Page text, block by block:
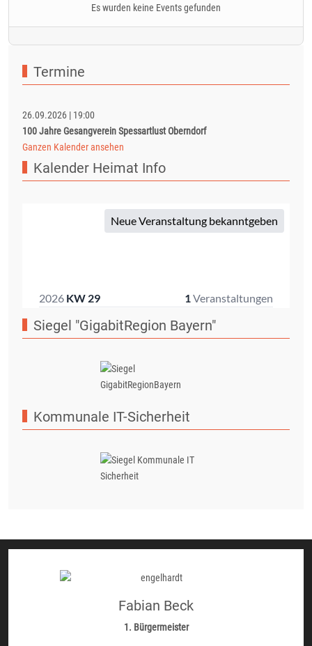
Es wurden keine Events gefunden
Termine
26.09.2026 | 19:00
100 Jahre Gesangverein Spessartlust Oberndorf
Ganzen Kalender ansehen
Kalender Heimat Info
Siegel "GigabitRegion Bayern"
Kommunale IT-Sicherheit
Fabian Beck
1. Bürgermeister